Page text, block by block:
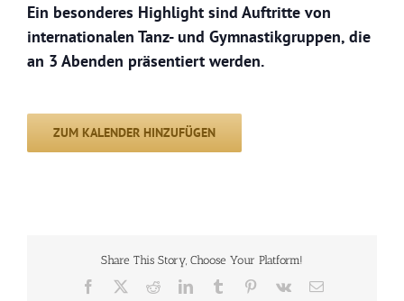
Ein besonderes Highlight sind Auftritte von
internationalen Tanz- und Gymnastikgruppen, die
an 3 Abenden präsentiert werden.
ZUM KALENDER HINZUFÜGEN
Share This Story, Choose Your Platform!
Facebook RedditLinkedInTumblr Pinterest
Vk
E-